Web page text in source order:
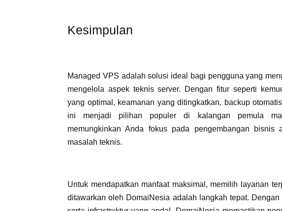
Kesimpulan
Managed VPS adalah solusi ideal bagi pengguna yang
mengelola aspek teknis server. Dengan fitur seperti
yang optimal, keamanan yang ditingkatkan, backup
ini menjadi pilihan populer di kalangan pemula
memungkinkan Anda fokus pada pengembangan bisnis
masalah teknis.
Untuk mendapatkan manfaat maksimal, memilih layanan
ditawarkan oleh DomaiNesia adalah langkah tepat.